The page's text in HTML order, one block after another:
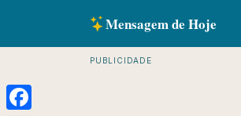
Mensagem de Hoje
PUBLICIDADE